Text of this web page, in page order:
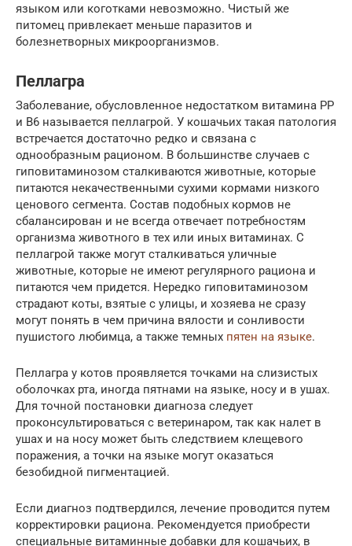
языком или коготками невозможно. Чистый же
питомец привлекает меньше паразитов и
болезнетворных микроорганизмов.
Пеллагра
Заболевание, обусловленное недостатком витамина РР
и В6 называется пеллагрой. У кошачьих такая патология
встречается достаточно редко и связана с
однообразным рационом. В большинстве случаев с
гиповитаминозом сталкиваются животные, которые
питаются некачественными сухими кормами низкого
ценового сегмента. Состав подобных кормов не
сбалансирован и не всегда отвечает потребностям
организма животного в тех или иных витаминах. С
пеллагрой также могут сталкиваться уличные
животные, которые не имеют регулярного рациона и
питаются чем придется. Нередко гиповитаминозом
страдают коты, взятые с улицы, и хозяева не сразу
могут понять в чем причина вялости и сонливости
пушистого любимца, а также темных пятен на языке.
Пеллагра у котов проявляется точками на слизистых
оболочках рта, иногда пятнами на языке, носу и в ушах.
Для точной постановки диагноза следует
проконсультироваться с ветеринаром, так как налет в
ушах и на носу может быть следствием клещевого
поражения, а точки на языке могут оказаться
безобидной пигментацией.
Если диагноз подтвердился, лечение проводится путем
корректировки рациона. Рекомендуется приобрести
специальные витаминные добавки для кошачьих, в